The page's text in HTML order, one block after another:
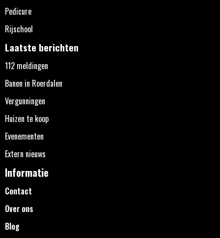
Pedicure
Rijschool
Laatste berichten
112 meldingen
Banen in Roerdalen
Vergunningen
Huizen te koop
Evenementen
Extern nieuws
Informatie
Contact
Over ons
Blog